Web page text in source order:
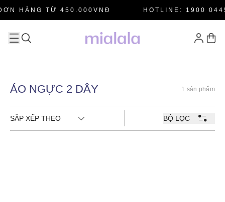
HÀNG TỪ 450.000VNĐ HOTLINE: 1900
ÁO NGỰC 2 DÂY 1 sản phẩm
SẮP XẾP THEO BỘ LỌC